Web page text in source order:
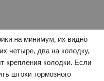
на минимум, их видно
четыре, два на колодку,
крепления колодки. Если
штоки тормозного